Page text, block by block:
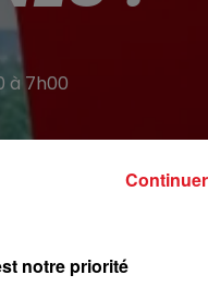
à 7h00
locaux
et
de votre choix.
8000.
notre priorité